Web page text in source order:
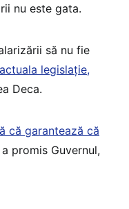
nu este gata.
să nu fie
legislație,
Deca.
că garantează că
promis Guvernul,